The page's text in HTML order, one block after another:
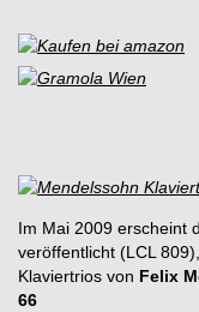
Im Mai 2009 erscheint
veröffentlicht (LCL
Klaviertrios von Felix
66